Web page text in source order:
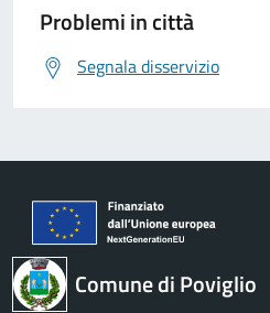
Problemi in città
Segnala disservizio
Comune di Poviglio